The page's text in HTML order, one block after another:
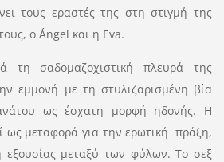
τους εραστές της στη στιγμή της
ο Ángel και η Eva.
τη σαδομαζοχιστική πλευρά της
εμμονή με τη στυλιζαρισμένη βία
ως έσχατη μορφή ηδονής. Η
ως μεταφορά για την ερωτική πράξη,
εξουσίας μεταξύ των φύλων. Το σεξ